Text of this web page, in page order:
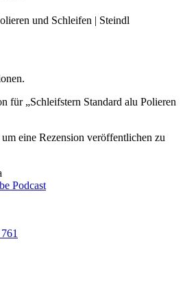
und Schleifen | Steindl
für „Schleifstern Standard alu Polieren
um eine Rezension veröffentlichen zu
Podcast